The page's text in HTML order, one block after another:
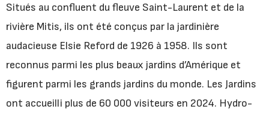
Situés au confluent du fleuve Saint-Laurent et de la
rivière Mitis, ils ont été conçus par la jardinière
audacieuse Elsie Reford de 1926 à 1958. Ils sont
reconnus parmi les plus beaux jardins d’Amérique et
figurent parmi les grands jardins du monde. Les Jardins
ont accueilli plus de 60 000 visiteurs en 2024. Hydro-